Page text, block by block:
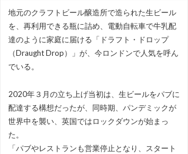
地元のクラフトビール醸造所で造られた生ビール
を、再利用できる瓶に詰め、電動自転車で牛乳配
達のように家庭に届ける「ドラフト・ドロップ
（Draught Drop）」が、今ロンドンで人気を呼ん
でいる。
2020年３月の立ち上げ当初は、生ビールをパブに
配達する構想だったが、同時期、パンデミックが
世界中を襲い、英国ではロックダウンが始まっ
た。
「パブやレストランも営業停止となり、スタート